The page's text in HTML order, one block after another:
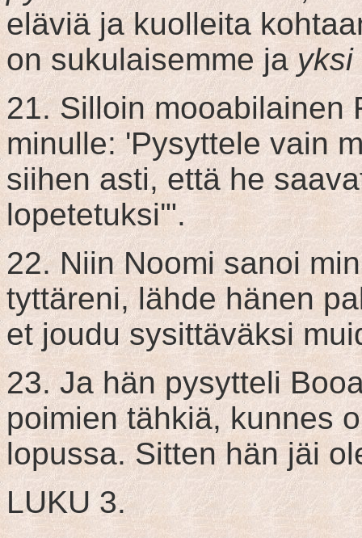
eläviä ja kuolleita
on sukulaisemme ja yksi
21. Silloin mooabilainen
minulle: 'Pysyttele vain
siihen asti, että he
lopetetuksi'".
22. Niin Noomi sanoi
tyttäreni, lähde hänen
et joudu sysittäväksi
23. Ja hän pysytteli
poimien tähkiä, kunnes
lopussa. Sitten hän jäi
LUKU 3.